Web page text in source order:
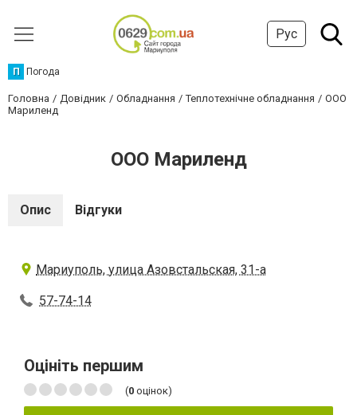
Рус
П Погода
Головна Довідник Обладнання Теплотехнічне обладнання
OOO
Мариленд
OOO Мариленд
Опис Відгуки
Мариуполь, улица Азовстальская, 31-а
57-74-14
Оцініть першим
(0 оцінок)